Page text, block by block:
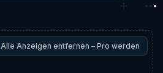
Alle Anzeigen entfernen – Pro werden